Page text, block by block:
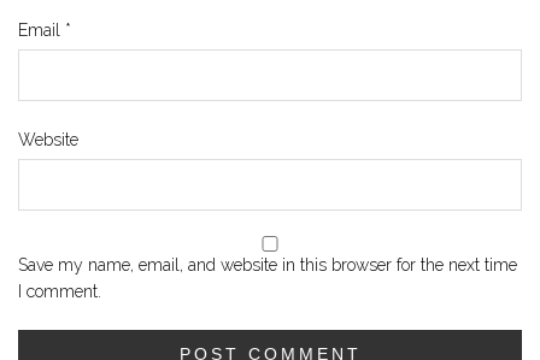
Email *
Website
Save my name, email, and website in this browser for the next time
I comment.